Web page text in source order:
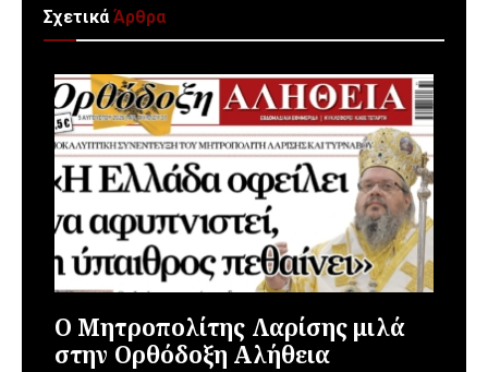
ΣχετικάΆρθρα
Ο Μητροπολίτης Λαρίσης μιλά
στην Ορθόδοξη Αλήθεια